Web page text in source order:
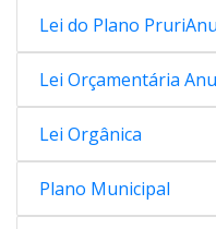
Lei do Plano
Lei Orçamentária
Lei Orgânica
Plano Municipal